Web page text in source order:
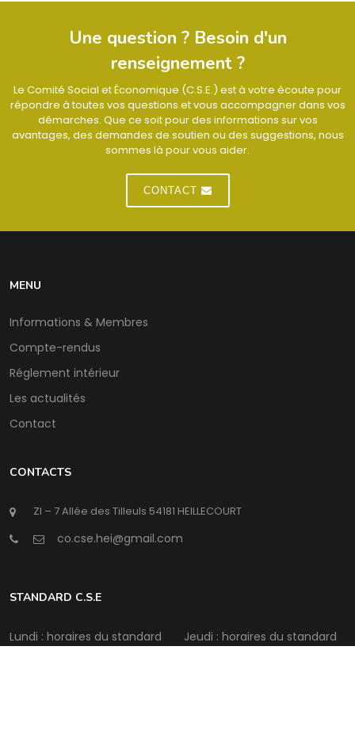
Une question ? Besoin d'un
renseignement ?
Le Comité Social et Économique (C.S.E.) est à votre écoute pour
répondre à toutes vos questions et vous accompagner dans vos
démarches. Que ce soit pour des informations sur vos
avantages, des demandes de soutien ou des suggestions, nous
sommes là pour vous aider.
CONTACT
MENU
Informations & Membres
Compte-rendus
Réglement intérieur
Les actualités
Contact
CONTACTS
ZI – 7 Allée des Tilleuls 54181 HEILLECOURT
@
STANDARD C.S.E
Lundi : horaires du standard
Jeudi : horaires du standard